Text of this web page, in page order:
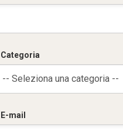
Categoria
-- Seleziona una categoria --
E-mail